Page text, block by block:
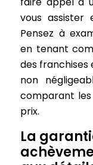
vous assister
Pensez à
en tenant
des franchises
non
comparant
prix.
La